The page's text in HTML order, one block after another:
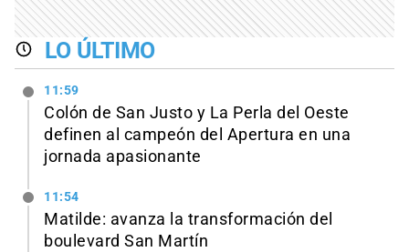
LO ÚLTIMO
11:59
Colón de San Justo y La Perla del Oeste
definen al campeón del Apertura en una
jornada apasionante
11:54
Matilde: avanza la transformación del
boulevard San Martín